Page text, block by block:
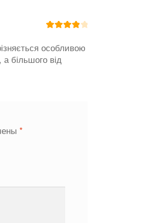
особливою
більшого від
*